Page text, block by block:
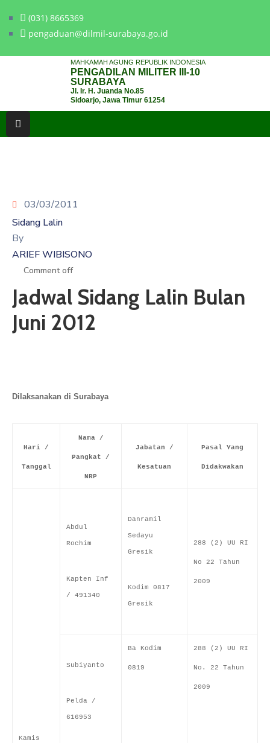
(031) 8665369
pengaduan@dilmil-surabaya.go.id
MAHKAMAH AGUNG REPUBLIK INDONESIA
PENGADILAN MILITER III-10
SURABAYA
Jl. Ir. H. Juanda No.85
Sidoarjo, Jawa Timur 61254
LAYANAN
HUKUM
PPID
KINERJA
RB
ARTIKEL
GALERI
03/03/2011
Sidang Lalin
By
ARIEF WIBISONO
Comment off
Jadwal Sidang Lalin Bulan
Juni 2012
Dilaksanakan di Surabaya
Hari /
Tanggal
Nama /
Pangkat /
NRP
Jabatan /
Kesatuan
Pasal Yang
Didakwakan
Kamis
Abdul
Rochim
Kapten Inf
/ 491340
Danramil
Sedayu
Gresik
Kodim 0817
Gresik
288 (2) UU RI
No 22 Tahun
2009
Subiyanto
Pelda /
616953
Ba Kodim
0819
288 (2) UU RI
No. 22 Tahun
2009